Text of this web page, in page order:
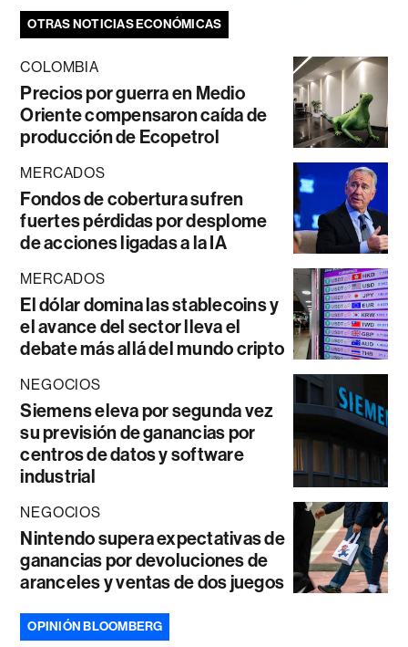
OTRAS NOTICIAS ECONÓMICAS
COLOMBIA
Precios por guerra en Medio
Oriente compensaron caída de
producción de Ecopetrol
MERCADOS
Fondos de cobertura sufren
fuertes pérdidas por desplome
de acciones ligadas a la IA
MERCADOS
El dólar domina las stablecoins y
el avance del sector lleva el
debate más allá del mundo cripto
NEGOCIOS
Siemens eleva por segunda vez
su previsión de ganancias por
centros de datos y software
industrial
NEGOCIOS
Nintendo supera expectativas de
ganancias por devoluciones de
aranceles y ventas de dos juegos
OPINIÓN BLOOMBERG